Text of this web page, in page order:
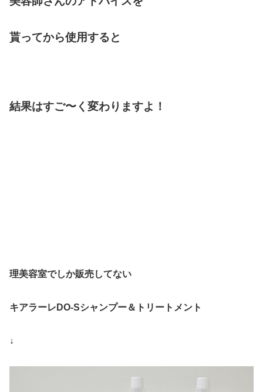
貰ってから使用すると
結果はすご〜く変わりますよ！
理美容室でしか販売してない
キアラーレDO-Sシャンプー＆トリートメント
↓